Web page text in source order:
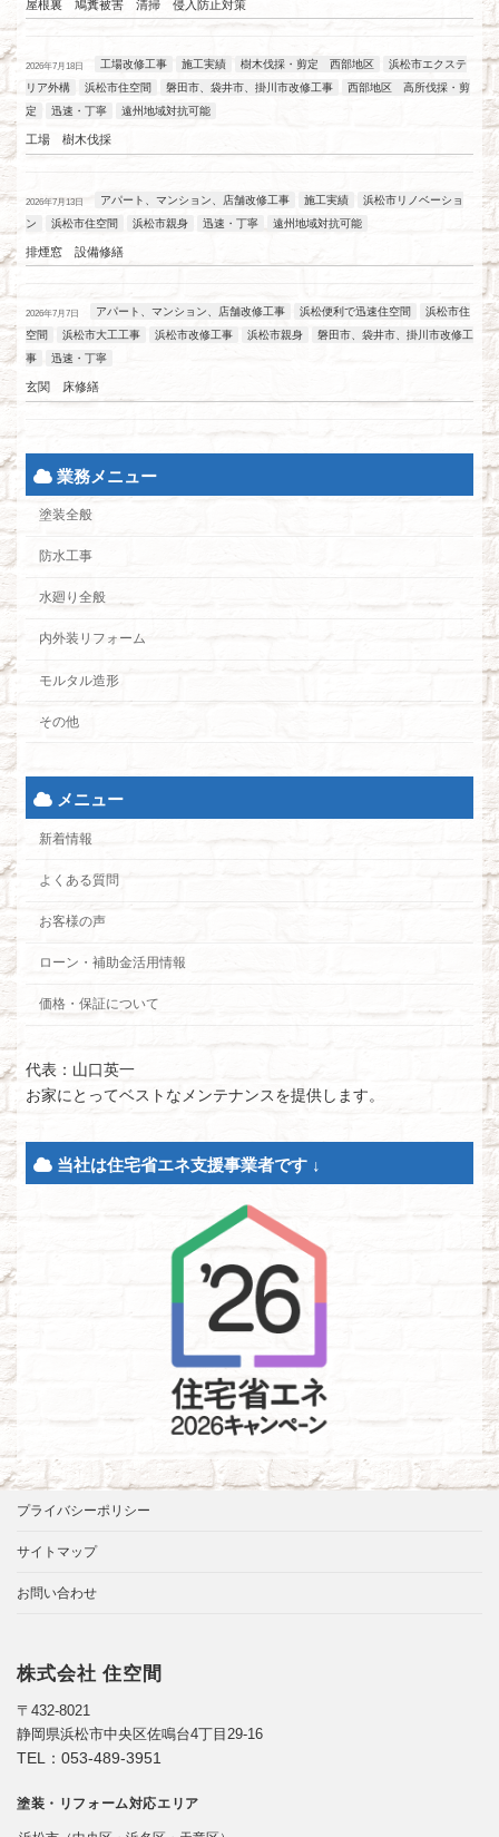
屋根裏 鳩糞被害 清掃 侵入防止対策
2026年7月18日 工場改修工事 施工実績 樹木伐採・剪定 西部地区
浜松市エクステ
リア外構
浜松市住空間 磐田市、袋井市、掛川市改修工事
西部地区 高所伐採・剪
定
迅速・丁寧 遠州地域対抗可能
工場 樹木伐採
2026年7月13日 アパート、マンション、店舗改修工事 施工実績
浜松市リノベーショ
ン
浜松市住空間 浜松市親身 迅速・丁寧 遠州地域対抗可能
排煙窓 設備修繕
2026年7月7日 アパート、マンション、店舗改修工事 浜松便利で迅速住空間
浜松市住
空間
浜松市大工工事 浜松市改修工事 浜松市親身
磐田市、袋井市、掛川市改修工
事
迅速・丁寧
玄関 床修繕
業務メニュー
塗装全般
防水工事
水廻り全般
内外装リフォーム
モルタル造形
その他
メニュー
新着情報
よくある質問
お客様の声
ローン・補助金活用情報
価格・保証について
代表：山口英一
お家にとってベストなメンテナンスを提供します。
当社は住宅省エネ支援事業者です ↓
プライバシーポリシー
サイトマップ
お問い合わせ
株式会社 住空間
〒432-8021
静岡県浜松市中央区佐鳴台4丁目29-16
TEL： 053-489-3951
塗装・リフォーム対応エリア